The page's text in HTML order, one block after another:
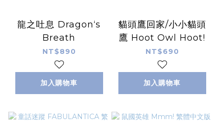
龍之吐息 Dragon‘s
Breath
NT$890
加入購物車
貓頭鷹回家/小小貓頭
鷹 Hoot Owl Hoot!
NT$690
加入購物車